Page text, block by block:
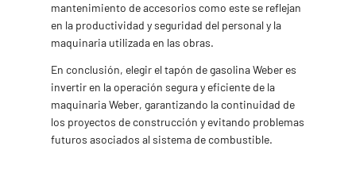
mantenimiento de accesorios como este se reflejan
en la productividad y seguridad del personal y la
maquinaria utilizada en las obras.
En conclusión, elegir el tapón de gasolina Weber es
invertir en la operación segura y eficiente de la
maquinaria Weber, garantizando la continuidad de
los proyectos de construcción y evitando problemas
futuros asociados al sistema de combustible.